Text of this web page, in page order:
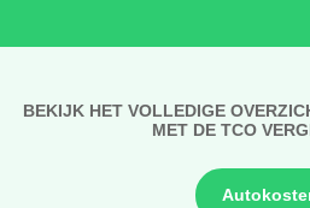
BEKIJK HET VOLLEDIGE
MET DE TCO